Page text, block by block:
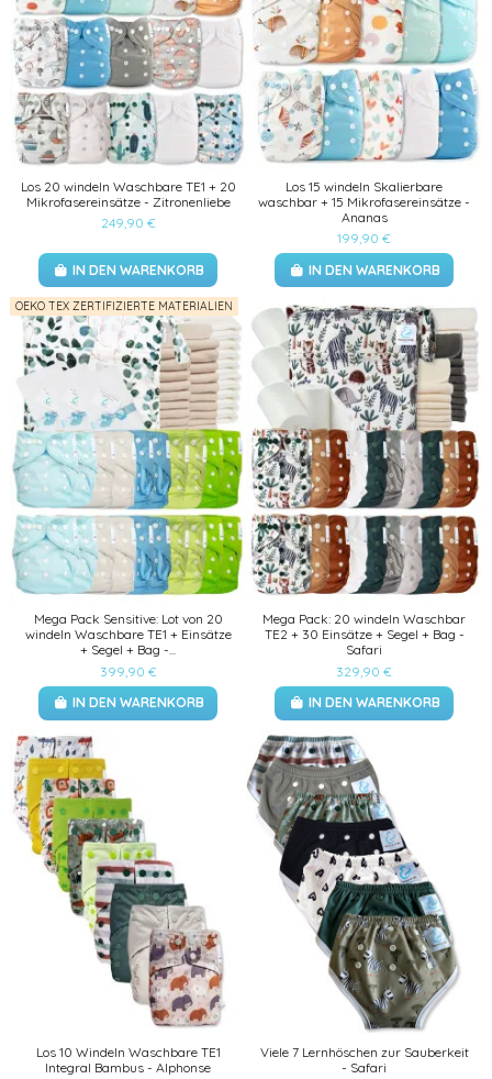
Los 20 windeln Waschbare TE1 + 20
Mikrofasereinsätze - Zitronenliebe
249,90 €
IN DEN WARENKORB
Los 15 windeln Skalierbare
waschbar + 15 Mikrofasereinsätze -
Ananas
199,90 €
IN DEN WARENKORB
OEKO TEX ZERTIFIZIERTE MATERIALIEN
Mega Pack Sensitive: Lot von 20
windeln Waschbare TE1 + Einsätze
+ Segel + Bag -...
399,90 €
IN DEN WARENKORB
Mega Pack: 20 windeln Waschbar
TE2 + 30 Einsätze + Segel + Bag -
Safari
329,90 €
IN DEN WARENKORB
Los 10 Windeln Waschbare TE1
Integral Bambus - Alphonse
Viele 7 Lernhöschen zur Sauberkeit
- Safari